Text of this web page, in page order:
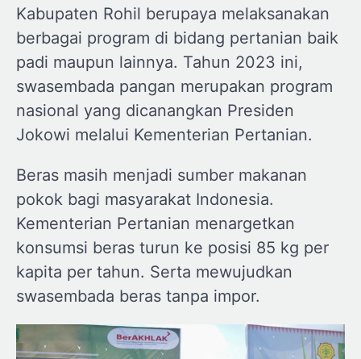
Kabupaten Rohil berupaya melaksanakan
berbagai program di bidang pertanian baik
padi maupun lainnya. Tahun 2023 ini,
swasembada pangan merupakan program
nasional yang dicanangkan Presiden
Jokowi melalui Kementerian Pertanian.
Beras masih menjadi sumber makanan
pokok bagi masyarakat Indonesia.
Kementerian Pertanian menargetkan
konsumsi beras turun ke posisi 85 kg per
kapita per tahun. Serta mewujudkan
swasembada beras tanpa impor.